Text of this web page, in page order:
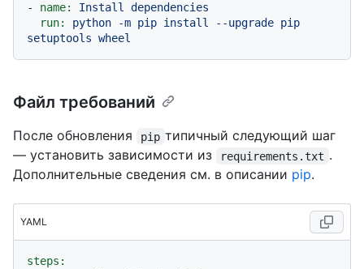
-
name: Install dependencies
run:
python -m pip install --upgrade pip
setuptools wheel
Файл требований
После обновления pip типичный следующий шаг
— установить зависимости из
requirements.txt .
Дополнительные сведения см. в описании pip.
YAML
steps: